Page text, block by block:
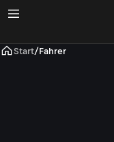
Start/Fahrer